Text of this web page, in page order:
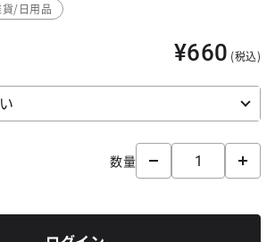
/日用品
¥660 (税込)
数量